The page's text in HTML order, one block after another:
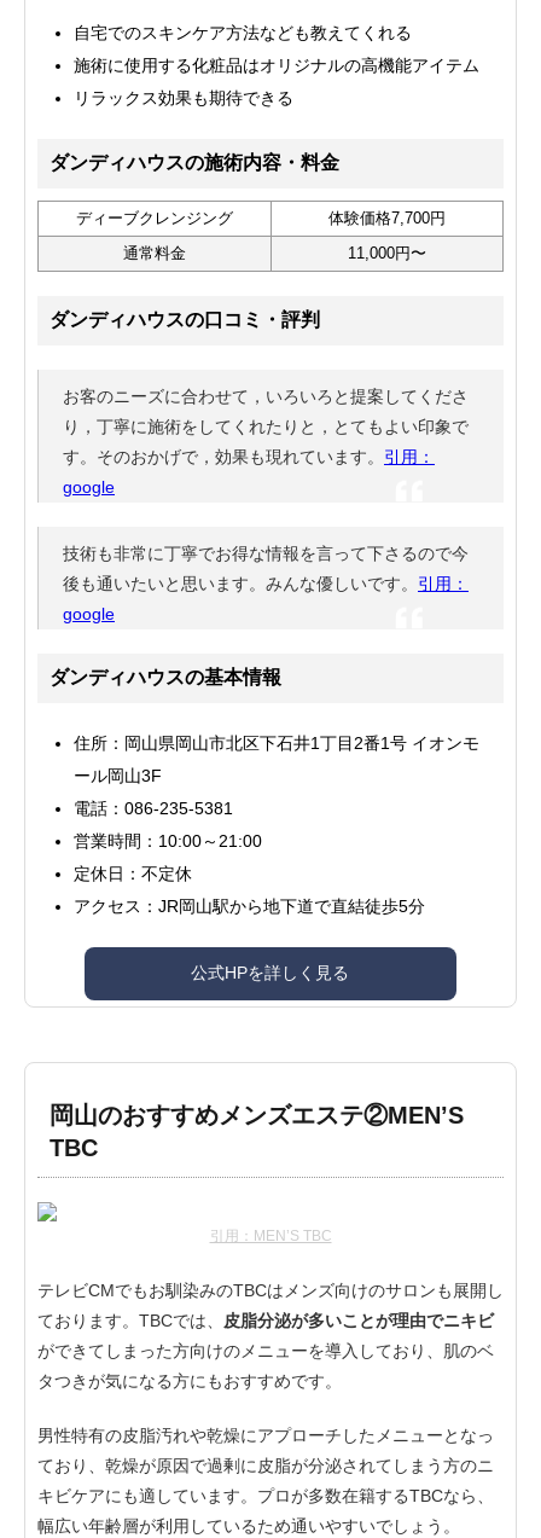
自宅でのスキンケア方法なども教えてくれる
施術に使用する化粧品はオリジナルの高機能アイテム
リラックス効果も期待できる
ダンディハウスの施術内容・料金
ディーブクレンジング
体験価格7,700円
通常料金
11,000円〜
ダンディハウスの口コミ・評判
お客のニーズに合わせて，いろいろと提案してくださ
り，丁寧に施術をしてくれたりと，とてもよい印象で
す。そのおかげで，効果も現れています。 引用：
google
技術も非常に丁寧でお得な情報を言って下さるので今
後も通いたいと思います。みんな優しいです。 引用：
google
ダンディハウスの基本情報
住所：岡山県岡山市北区下石井1丁目2番1号 イオンモ
ール岡山3F
電話：086-235-5381
営業時間：10:00～21:00
定休日：不定休
アクセス：JR岡山駅から地下道で直結徒歩5分
公式HPを詳しく見る
岡山のおすすめメンズエステ②MEN’S
TBC
引用：MEN’S TBC
テレビCMでもお馴染みのTBCはメンズ向けのサロンも展開し
ております。TBCでは、
皮脂分泌が多いことが理由でニキビ
ができてしまった方向けのメニューを導入しており、肌のベ
タつきが気になる方にもおすすめです。
男性特有の皮脂汚れや乾燥にアプローチしたメニューとなっ
ており、乾燥が原因で過剰に皮脂が分泌されてしまう方のニ
キビケアにも適しています。プロが多数在籍するTBCなら、
幅広い年齢層が利用しているため通いやすいでしょう。